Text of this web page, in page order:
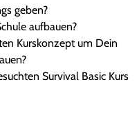
geben?
aufbauen?
Kurskonzept um Dein
Survival Basic Kurs